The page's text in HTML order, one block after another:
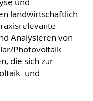
und
landwirtschaftlich
Analysieren von
Photovoltaik
die sich zur
und